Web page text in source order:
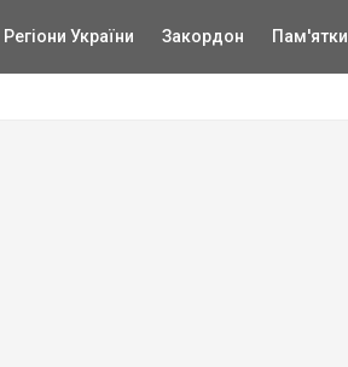
Регіони України Закордон Пам'ятки